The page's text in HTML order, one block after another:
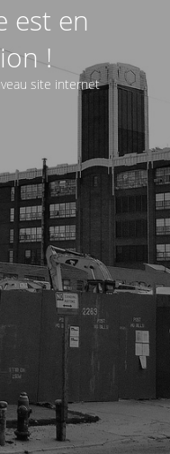
est en
!
site internet